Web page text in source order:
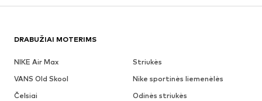
DRABUŽIAI MOTERIMS
NIKE Air Max
Striukės
VANS Old Skool
Nike sportinės liemenėlės
Čelsiai
Odinės striukės